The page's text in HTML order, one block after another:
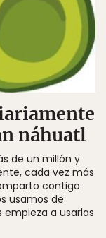
náhuatl
de un millón y
cada vez más
contigo
usamos de
empieza a usarlas